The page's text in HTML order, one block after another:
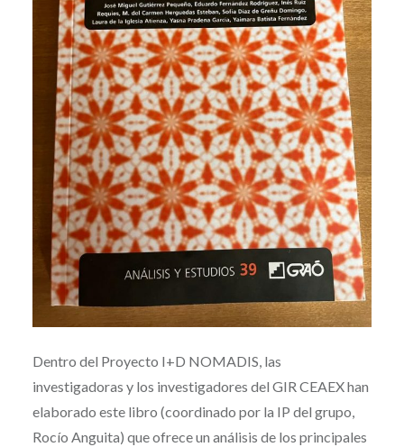
Dentro del Proyecto I+D NOMADIS, las
investigadoras y los investigadores del GIR CEAEX han
elaborado este libro (coordinado por la IP del grupo,
Rocío Anguita) que ofrece un análisis de los principales